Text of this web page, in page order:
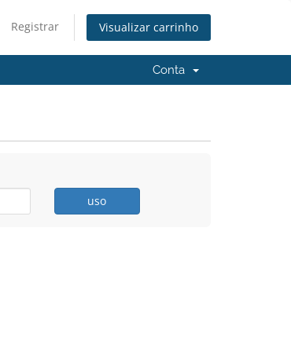
Registrar Visualizar carrinho
Conta
uso